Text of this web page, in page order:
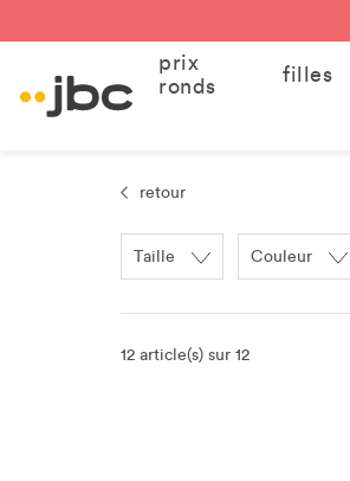
prix
ronds
filles
retour
Taille Couleur
12 article(s) sur 12